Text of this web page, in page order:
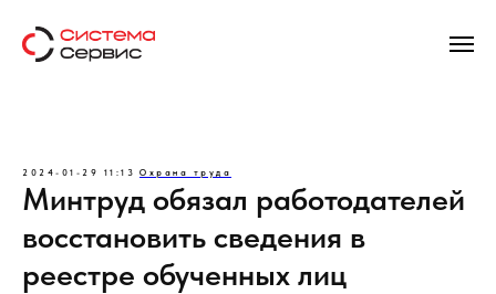
2024-01-29 11:13 Охрана труда
Минтруд обязал работодателей
восстановить сведения в
реестре обученных лиц